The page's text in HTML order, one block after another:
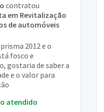
contratou
em Revitalização
de automóveis
2012 e o
fosco e
gostaria de saber a
e o valor para
atendido